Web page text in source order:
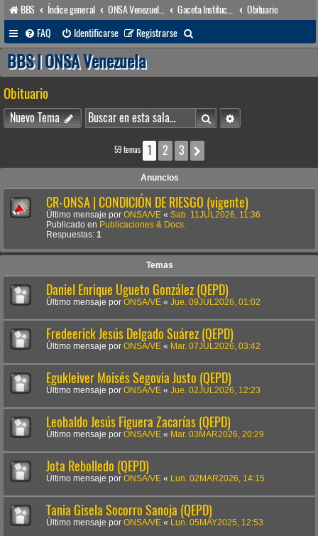
BBS Índice general ONSA Venezuela (acceso público)
Obituario
FAQ
Identificarse Registrarse
u
a
r
BBS | ONSA Venezuela
Obituario
Nuevo Tema BuscarBúsqueda avanzada
59 temas 1 2 3
Anuncios
CR-ONSA | CONDICIÓN DE RIESGO (vigente)
Último mensaje por ONSA/VE « Sab. 11JUL2026, 11:36
Publicado en Publicaciones & Docs.
Respuestas: 1
Temas
Daniel Enrique Ugueto González (QEPD)
Último mensaje por ONSA/VE « Jue. 09JUL2026, 01:02
Fredeerick Jesús Delgado Suárez (QEPD)
Último mensaje por ONSA/VE « Mar. 07JUL2026, 03:42
Egukleiver Moisés Segovia Justo (QEPD)
Último mensaje por ONSA/VE « Jue. 02JUL2026, 12:23
Leobaldo Jesús Figuera Zacarías (QEPD)
Último mensaje por ONSA/VE « Mar. 03MAR2026, 20:29
Jota Rebolledo (QEPD)
Último mensaje por ONSA/VE « Lun. 02MAR2026, 14:15
Tania Gisela Socorro Sanoja (QEPD)
Último mensaje por ONSA/VE « Lun. 05MAY2025, 12:53